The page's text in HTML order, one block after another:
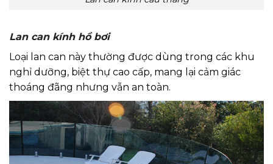
Lan can kính hồ bơi
Loại lan can này thường được dùng trong các khu
nghỉ dưỡng, biệt thự cao cấp, mang lại cảm giác
thoáng đãng nhưng vẫn an toàn.